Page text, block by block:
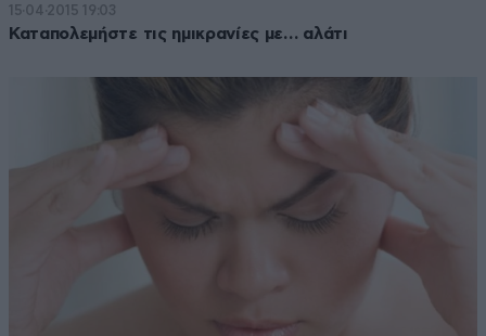
15·04·2015 19:03
Καταπολεμήστε τις ημικρανίες με… αλάτι